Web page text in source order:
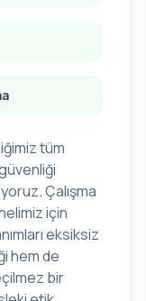
tüm
Çalışma
için
eksiksiz
hem de
bir